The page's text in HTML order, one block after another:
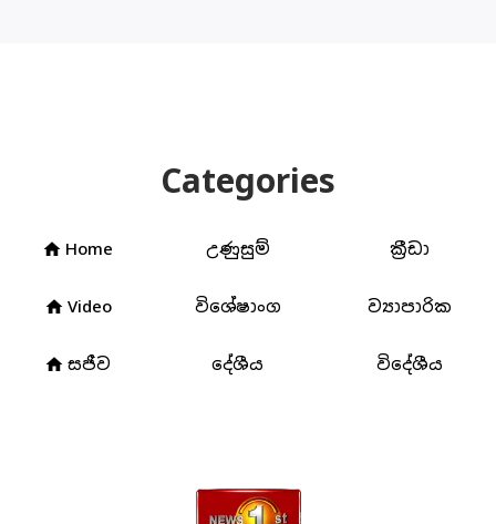
Categories
home Home උණුසුම් ක්‍රීඩා
home Video විශේෂාංග ව්‍යාපාරික
home සජීව දේශීය විදේශීය